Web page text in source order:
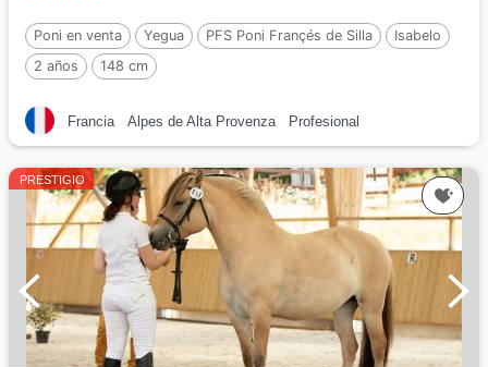
Poni en venta Yegua PFS Poni Françés de Silla
Isabelo
2 años
148 cm
Francia Alpes de Alta Provenza Profesional
PRESTIGIO